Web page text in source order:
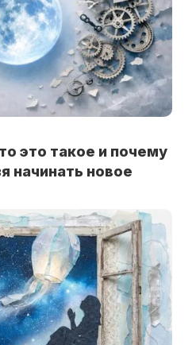
это такое и почему
начинать новое